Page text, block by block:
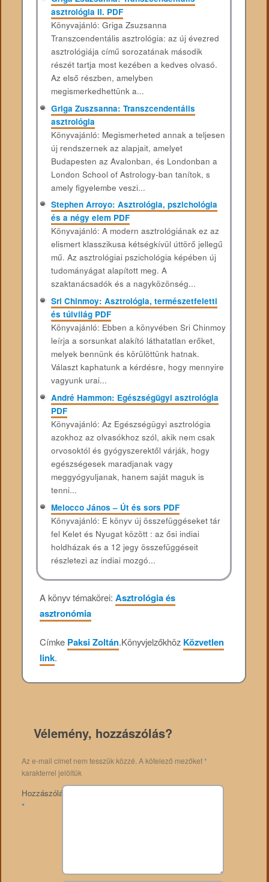
asztrológia II. PDF
Könyvajánló: Griga Zsuzsanna
Transzcendentális asztrológia: az új évezred
asztrológiája című sorozatának második
részét tartja most kezében a kedves olvasó.
Az első részben, amelyben
megismerkedhettünk a...
Griga Zuszsanna: Transzcendentális
asztrológia
Könyvajánló: Megismerheted annak a teljesen
új rendszernek az alapjait, amelyet
Budapesten az Avalonban, és Londonban a
London School of Astrology-ban tanítok, s
amely figyelembe veszi...
Stephen Arroyo: Asztrológia, pszichológia
és a négy elem PDF
Könyvajánló: A modern asztrológiának ez az
elismert klasszikusa kétségkívül úttörő jellegű
mű. Az asztrológiai pszichológia képében új
tudományágat alapított meg. A
szaktanácsadók és a nagyközönség...
Sri Chinmoy: Asztrológia, természetfeletti
és túlvilág PDF
Könyvajánló: Ebben a könyvében Sri Chinmoy
leírja a sorsunkat alakító láthatatlan erőket,
melyek bennünk és körülöttünk hatnak.
Választ kaphatunk a kérdésre, hogy mennyire
vagyunk urai...
André Hammon: Egészségügyi asztrológia
PDF
Könyvajánló: Az ​Egészségügyi asztrológia
azokhoz az olvasókhoz szól, akik nem csak
orvosoktól és gyógyszerektől várják, hogy
egészségesek maradjanak vagy
meggyógyuljanak, hanem saját maguk is
tenni...
Melocco János – Út és sors PDF
Könyvajánló: E könyv új összefüggéseket tár
fel Kelet és Nyugat között : az ősi indiai
holdházak és a 12 jegy összefüggéseit
részletezi az indiai mozgó...
A könyv témakörei:Asztrológia és
asztronómia
Címke Paksi Zoltán.Könyvjelzőkhöz Közvetlen
link.
Vélemény, hozzászólás?
Az e-mail címet nem tesszük közzé. A kötelező mezőket*
karakterrel jelöltük
Hozzászólás
*